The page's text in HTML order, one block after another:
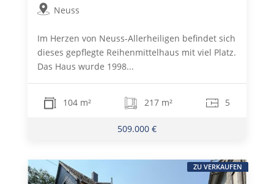
Neuss
Im Herzen von Neuss-Allerheiligen befindet sich
dieses gepflegte Reihenmittelhaus mit viel Platz.
Das Haus wurde 1998...
104 m² 217 m² 5
509.000 €
ZU VERKAUFEN